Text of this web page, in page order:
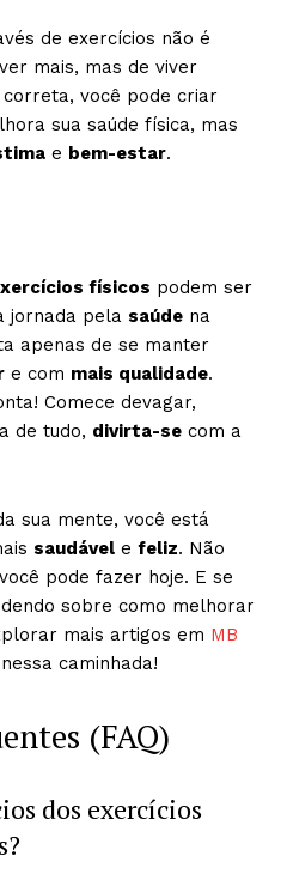
de exercícios não é
mais, mas de viver
você pode criar
sua saúde física, mas
e bem-estar.
físicos podem ser
jornada pela saúde na
apenas de se manter
e com mais qualidade.
Comece devagar,
de tudo, divirta-se com a
sua mente, você está
saudável e feliz. Não
pode fazer hoje. E se
sobre como melhorar
mais artigos em MB
caminhada!
(FAQ)
dos exercícios